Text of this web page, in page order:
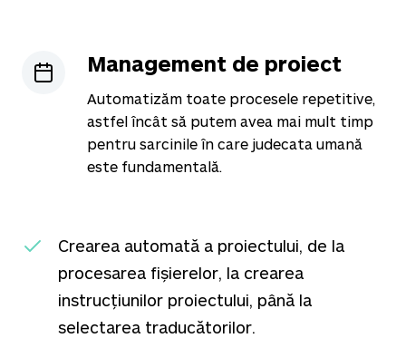
Management de proiect
Automatizăm toate procesele repetitive,
astfel încât să putem avea mai mult timp
pentru sarcinile în care judecata umană
este fundamentală.
Crearea automată a proiectului, de la
procesarea fișierelor, la crearea
instrucțiunilor proiectului, până la
selectarea traducătorilor.